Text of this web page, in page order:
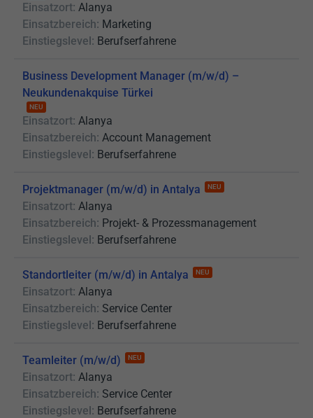
Einsatzort: Alanya
Einsatzbereich: Marketing
Einstiegslevel: Berufserfahrene
Business Development Manager (m/w/d) –
Neukundenakquise Türkei
NEU
Einsatzort: Alanya
Einsatzbereich: Account Management
Einstiegslevel: Berufserfahrene
Projektmanager (m/w/d) in Antalya NEU
Einsatzort: Alanya
Einsatzbereich: Projekt- & Prozessmanagement
Einstiegslevel: Berufserfahrene
Standortleiter (m/w/d) in Antalya NEU
Einsatzort: Alanya
Einsatzbereich: Service Center
Einstiegslevel: Berufserfahrene
Teamleiter (m/w/d) NEU
Einsatzort: Alanya
Einsatzbereich: Service Center
Einstiegslevel: Berufserfahrene